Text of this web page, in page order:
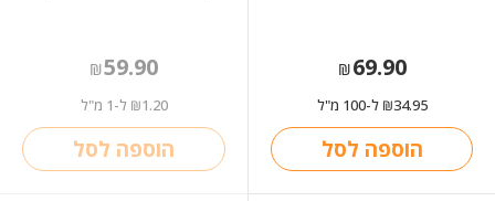
₪69.90
₪34.95 ל-100 מ"ל
הוספה לסל
₪59.90
₪1.20 ל-1 מ"ל
הוספה לסל